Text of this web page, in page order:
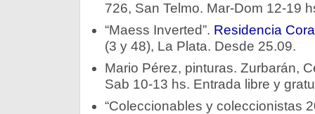
726, San Telmo. Mar-Dom 12-19
“Maess Inverted”. Residencia
(3 y 48), La Plata. Desde 25.09.
Mario Pérez, pinturas. Zurbarán,
Sab 10-13 hs. Entrada libre y
“Coleccionables y coleccionistas